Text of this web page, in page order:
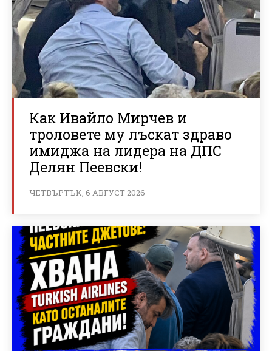
Как Ивайло Мирчев и
троловете му лъскат здраво
имиджа на лидера на ДПС
Делян Пеевски!
ЧЕТВЪРТЪК, 6 АВГУСТ 2026